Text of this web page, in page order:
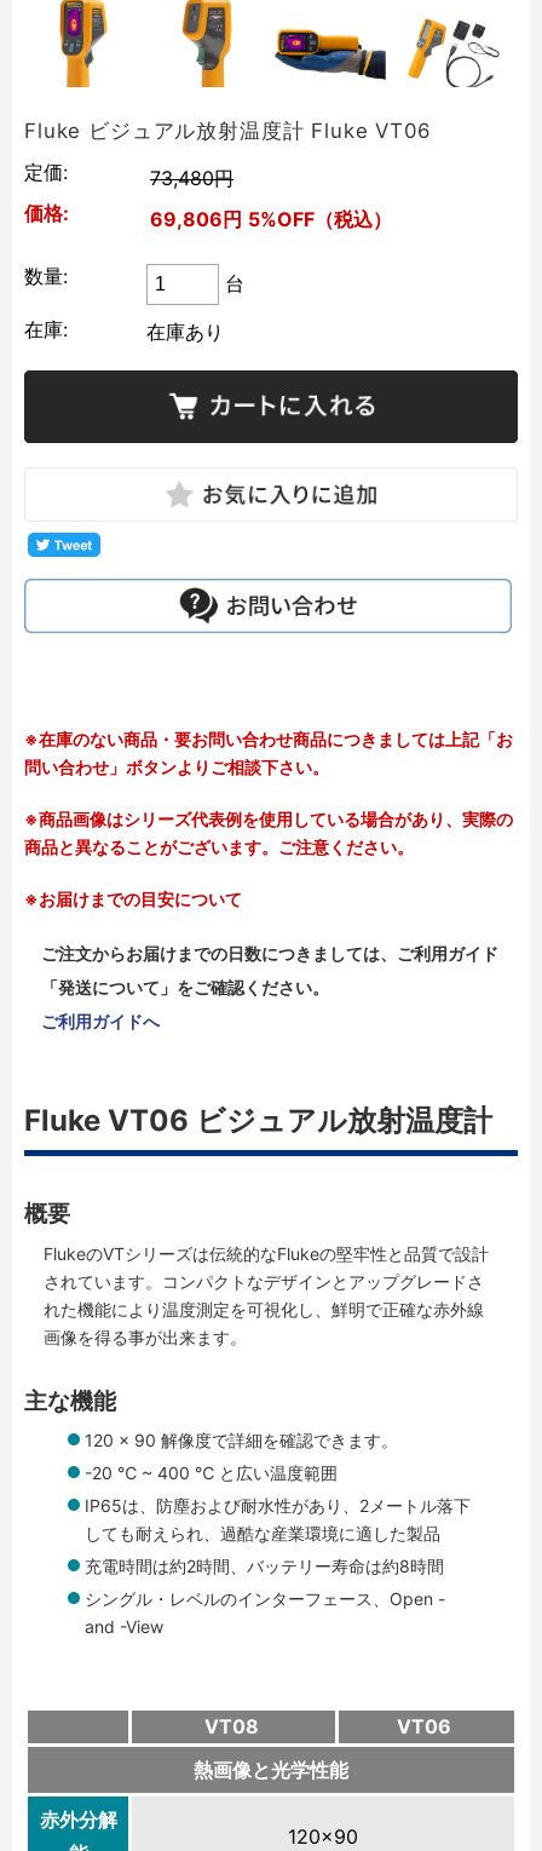
Fluke ビジュアル放射温度計 Fluke VT06
定価:
73,480円
価格:
69,806円 5%OFF（税込）
数量:
台
在庫:
在庫あり
※在庫のない商品・要お問い合わせ商品につきましては上記「お
問い合わせ」ボタンよりご相談下さい。
※商品画像はシリーズ代表例を使用している場合があり、実際の
商品と異なることがございます。ご注意ください。
※お届けまでの目安について
ご注文からお届けまでの日数につきましては、ご利用ガイド
「発送について」をご確認ください。
ご利用ガイドへ
Fluke VT06 ビジュアル放射温度計
概要
FlukeのVTシリーズは伝統的なFlukeの堅牢性と品質で設計
されています。コンパクトなデザインとアップグレードさ
れた機能により温度測定を可視化し、鮮明で正確な赤外線
画像を得る事が出来ます。
主な機能
120 x 90 解像度で詳細を確認できます。
-20 ℃ ~ 400 ℃ と広い温度範囲
IP65は、防塵および耐水性があり、2メートル落下
しても耐えられ、過酷な産業環境に適した製品
充電時間は約2時間、バッテリー寿命は約8時間
シングル・レベルのインターフェース、Open -
and -View
VT08
VT06
熱画像と光学性能
赤外分解
120×90